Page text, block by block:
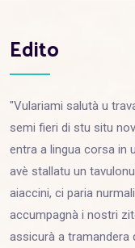
Edito
"Vulariami salutà u
semi fieri di stu situ
entra a lingua corsa in
avè stallatu un
aiaccini, ci paria
accumpagnà i nostri
assicurà a tramandera